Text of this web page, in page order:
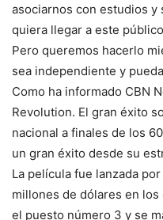
asociarnos con estudios y
quiera llegar a este
Pero queremos hacerlo
sea independiente y
Como ha informado CBN
Revolution. El gran éxito
nacional a finales de los
un gran éxito desde su
La película fue lanzada
millones de dólares en
el puesto número 3 y se